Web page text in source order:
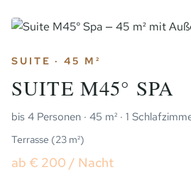
SUITE · 45 M²
SUITE M45° SPA
bis 4 Personen · 45 m² · 1
Terrasse (23 m²)
ab € 200 / Nacht